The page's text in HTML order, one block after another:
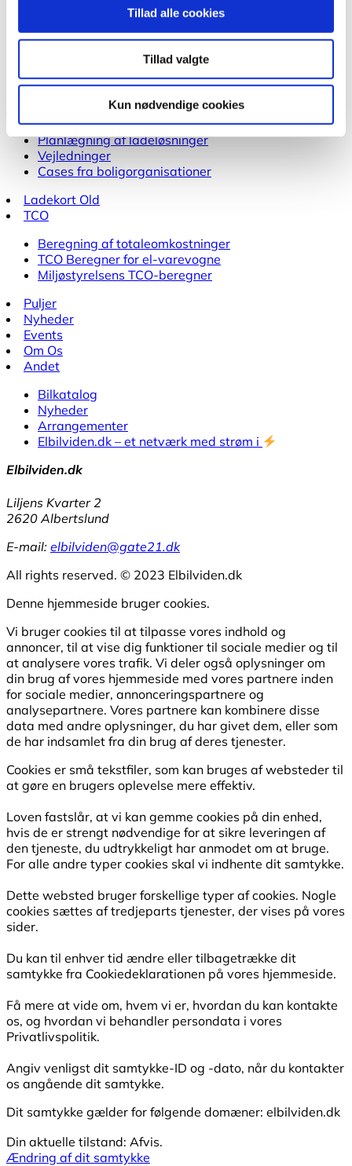
Tillad alle cookies
Tillad valgte
Kun nødvendige cookies
Ladepunktsberegner til kommuner
Teknisk viden om
Brand i elbiler
Ordbog for elbiler
Elbilers klimapåvirkning
Boligorganisationer
Planlægning af ladeløsninger
Vejledninger
Cases fra boligorganisationer
Ladekort Old
TCO
Beregning af totaleomkostninger
TCO Beregner for el-varevogne
Miljøstyrelsens TCO-beregner
Puljer
Nyheder
Events
Om Os
Andet
Bilkatalog
Nyheder
Arrangementer
Elbilviden.dk – et netværk med strøm i
Elbilviden.dk
Liljens Kvarter 2
2620 Albertslund
E-mail: elbilviden@gate21.dk
All rights reserved. © 2023 Elbilviden.dk
Denne hjemmeside bruger cookies.
Vi bruger cookies til at tilpasse vores indhold og
annoncer, til at vise dig funktioner til sociale medier og til
at analysere vores trafik. Vi deler også oplysninger om
din brug af vores hjemmeside med vores partnere inden
for sociale medier, annonceringspartnere og
analysepartnere. Vores partnere kan kombinere disse
data med andre oplysninger, du har givet dem, eller som
de har indsamlet fra din brug af deres tjenester.
Cookies er små tekstfiler, som kan bruges af websteder til
at gøre en brugers oplevelse mere effektiv.
Loven fastslår, at vi kan gemme cookies på din enhed,
hvis de er strengt nødvendige for at sikre leveringen af
den tjeneste, du udtrykkeligt har anmodet om at bruge.
For alle andre typer cookies skal vi indhente dit samtykke.
Dette websted bruger forskellige typer af cookies. Nogle
cookies sættes af tredjeparts tjenester, der vises på vores
sider.
Du kan til enhver tid ændre eller tilbagetrække dit
samtykke fra Cookiedeklarationen på vores hjemmeside.
Få mere at vide om, hvem vi er, hvordan du kan kontakte
os, og hvordan vi behandler persondata i vores
Privatlivspolitik.
Angiv venligst dit samtykke-ID og -dato, når du kontakter
os angående dit samtykke.
Dit samtykke gælder for følgende domæner: elbilviden.dk
Din aktuelle tilstand: Afvis.
Ændring af dit samtykke